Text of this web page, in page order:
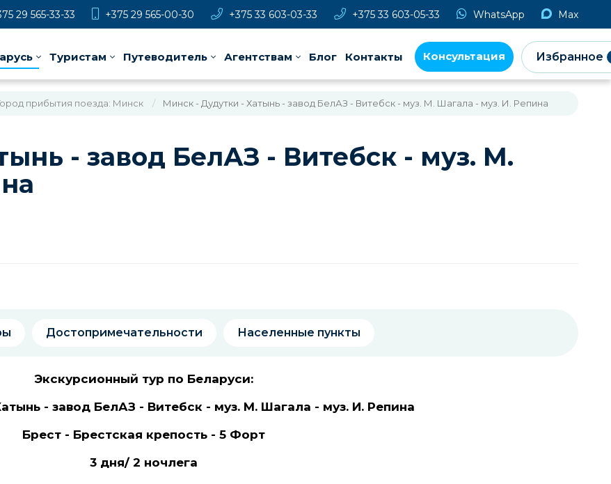
29 565-33-33 +375 29 565-00-30 +375 33 603-03-33 +375 33 603-05-33 WhatsApp Max
Туристам Путеводитель Агентствам Блог Контакты Консультация Избранное
прибытия поезда: Минск Минск - Дудутки - Хатынь - завод БелАЗ - Витебск - муз. М. Шагала - муз. И. Репина
- завод БелАЗ - Витебск - муз. М.
Достопримечательности Населенные пункты
Экскурсионный тур по Беларуси:
- завод БелАЗ - Витебск - муз. М. Шагала - муз. И. Репина
Брест - Брестская крепость - 5 Форт
3 дня/ 2 ночлега